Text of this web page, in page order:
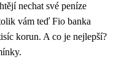
nechat své peníze
vám teď Fio banka
korun. A co je nejlepší?